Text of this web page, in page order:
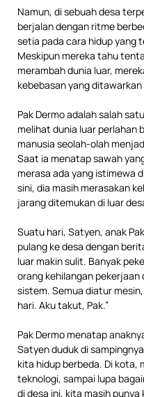
Namun, di sebuah desa
berjalan dengan ritme
setia pada cara hidup yang
Meskipun mereka tahu
merambah dunia luar,
kebebasan yang
Pak Dermo adalah salah
melihat dunia luar perlahan
manusia seolah-olah
Saat ia menatap sawah
merasa ada yang istimewa
sini, dia masih merasakan
jarang ditemukan di luar
Suatu hari, Satyen, anak
pulang ke desa dengan
luar makin sulit. Banyak
orang kehilangan
sistem. Semua diatur
hari. Aku takut, Pak.”
Pak Dermo menatap
Satyen duduk di
kita hidup berbeda. Di kota,
teknologi, sampai lupa
di desa ini, kita masih